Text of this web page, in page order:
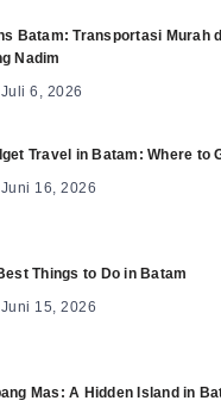
Batam: Transportasi Murah
Nadim
Juli 6, 2026
Travel in Batam: Where to
Juni 16, 2026
Things to Do in Batam
Juni 15, 2026
Mas: A Hidden Island in